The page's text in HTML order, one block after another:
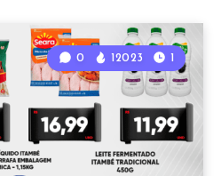
0 12023 1